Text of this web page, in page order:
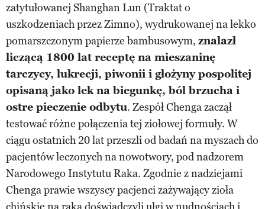
zatytułowanej Shanghan Lun (Traktat o
uszkodzeniach przez Zimno), wydrukowanej na lekko
pomarszczonym papierze bambusowym, znalazł
liczącą 1800 lat receptę na mieszaninę
tarczycy, lukrecji, piwonii i głożyny pospolitej
opisaną jako lek na biegunkę, ból brzucha i
ostre pieczenie odbytu. Zespół Chenga zaczął
testować różne połączenia tej ziołowej formuły. W
ciągu ostatnich 20 lat przeszli od badań na myszach do
pacjentów leczonych na nowotwory, pod nadzorem
Narodowego Instytutu Raka. Zgodnie z nadziejami
Chenga prawie wszyscy pacjenci zażywający zioła